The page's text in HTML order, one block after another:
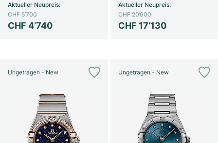
CHF 4’740
Aktueller Neupreis:
CHF 5’700
CHF 17’130
Aktueller Neupreis:
CHF 20’600
Ungetragen - New Ungetragen - New